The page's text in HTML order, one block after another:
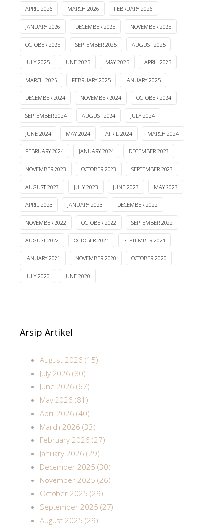
APRIL 2026 MARCH 2026 FEBRUARY 2026
JANUARY 2026 DECEMBER 2025 NOVEMBER 2025
OCTOBER 2025 SEPTEMBER 2025 AUGUST 2025
JULY 2025 JUNE 2025 MAY 2025 APRIL 2025
MARCH 2025 FEBRUARY 2025 JANUARY 2025
DECEMBER 2024 NOVEMBER 2024 OCTOBER 2024
SEPTEMBER 2024 AUGUST 2024 JULY 2024
JUNE 2024 MAY 2024 APRIL 2024 MARCH 2024
FEBRUARY 2024 JANUARY 2024 DECEMBER 2023
NOVEMBER 2023 OCTOBER 2023 SEPTEMBER 2023
AUGUST 2023 JULY 2023 JUNE 2023 MAY 2023
APRIL 2023 JANUARY 2023 DECEMBER 2022
NOVEMBER 2022 OCTOBER 2022 SEPTEMBER 2022
AUGUST 2022 OCTOBER 2021 SEPTEMBER 2021
JANUARY 2021 NOVEMBER 2020 OCTOBER 2020
JULY 2020 JUNE 2020
Arsip Artikel
August 2026 (15)
July 2026 (80)
June 2026 (67)
May 2026 (81)
April 2026 (40)
March 2026 (33)
February 2026 (27)
January 2026 (29)
December 2025 (30)
November 2025 (26)
October 2025 (29)
September 2025 (27)
August 2025 (29)